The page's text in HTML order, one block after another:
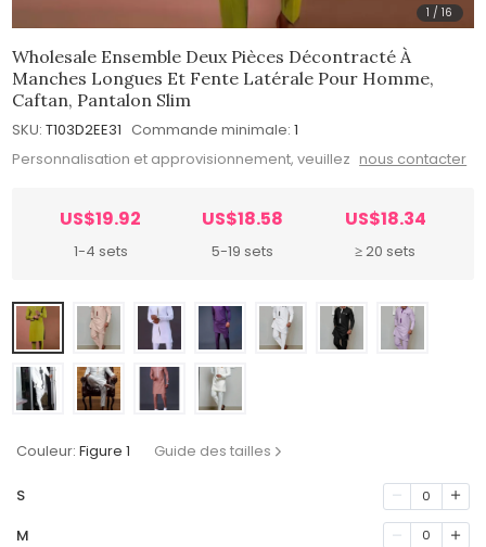
1 /16
Wholesale Ensemble Deux Pièces Décontracté À
Manches Longues Et Fente Latérale Pour Homme,
Caftan, Pantalon Slim
SKU: T103D2EE31 Commande minimale: 1
Personnalisation et approvisionnement, veuillez nous contacter
US$19.92
1-4 sets
US$18.58
5-19 sets
US$18.34
≥ 20 sets
Couleur: Figure 1 Guide des tailles
S 0
M 0